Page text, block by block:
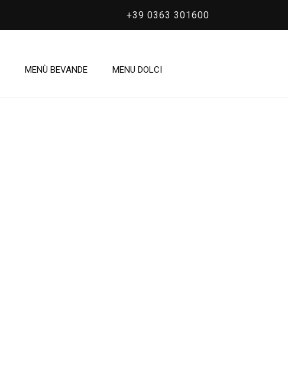
+39 0363 301600
MENÙ BEVANDE MENU DOLCI